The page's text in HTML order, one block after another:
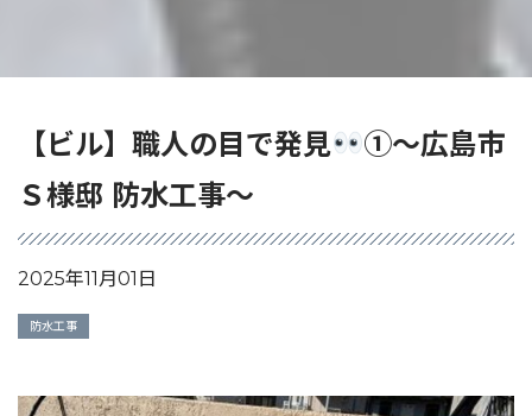
【ビル】職人の目で発見
①～広島市
Ｓ様邸 防水工事～
2025年11月01日
防水工事